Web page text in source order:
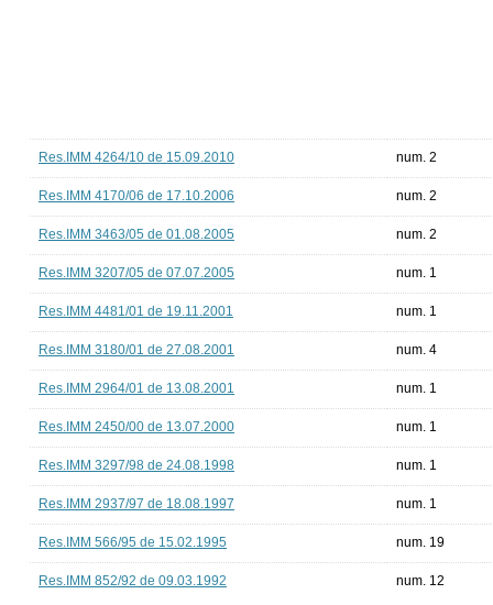
Res.IMM 4264/10 de 15.09.2010 num. 2
Res.IMM 4170/06 de 17.10.2006 num. 2
Res.IMM 3463/05 de 01.08.2005 num. 2
Res.IMM 3207/05 de 07.07.2005 num. 1
Res.IMM 4481/01 de 19.11.2001 num. 1
Res.IMM 3180/01 de 27.08.2001 num. 4
Res.IMM 2964/01 de 13.08.2001 num. 1
Res.IMM 2450/00 de 13.07.2000 num. 1
Res.IMM 3297/98 de 24.08.1998 num. 1
Res.IMM 2937/97 de 18.08.1997 num. 1
Res.IMM 566/95 de 15.02.1995 num. 19
Res.IMM 852/92 de 09.03.1992 num. 12